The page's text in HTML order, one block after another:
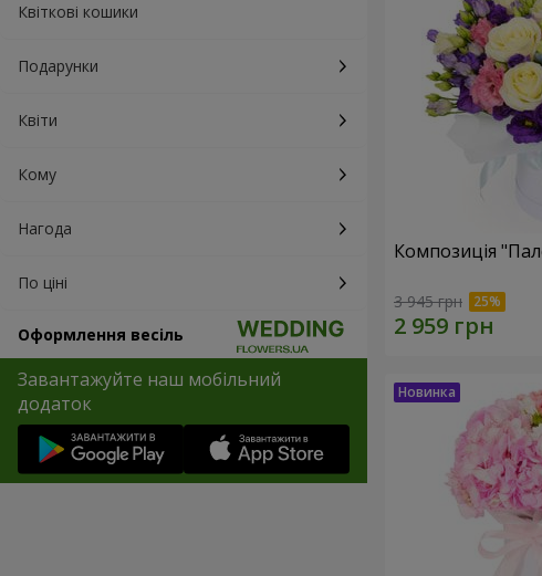
Квіткові кошики
Подарунки
Квіти
Кому
Нагода
По ціні
Оформлення весіль
Завантажуйте наш мобільний
додаток
Композиція
3 945 грн